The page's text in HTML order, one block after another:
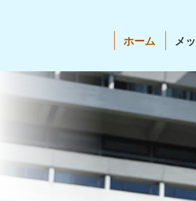
ホーム
メ